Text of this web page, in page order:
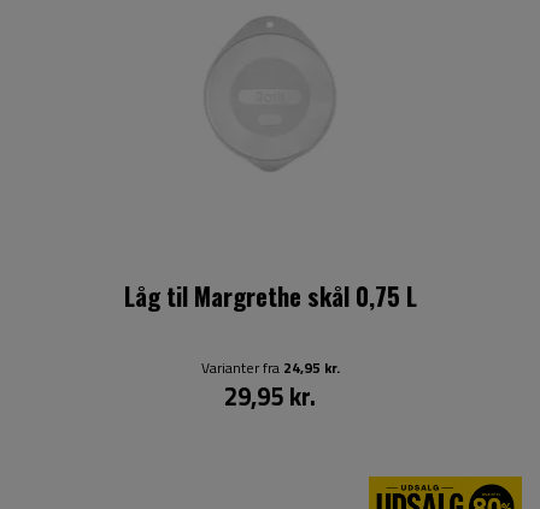
Låg til Margrethe skål 0,75 L
Varianter fra24,95 kr.
29,95 kr.